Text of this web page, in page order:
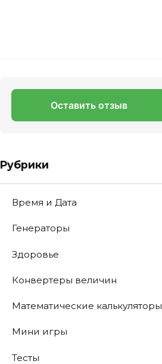
Оставить отзыв
Рубрики
Время и Дата
Генераторы
Здоровье
Конвертеры величин
Математические калькуляторы
Мини игры
Тесты